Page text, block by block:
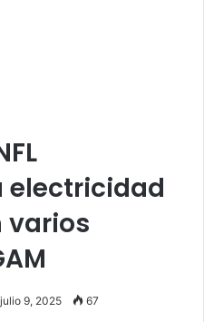
electricidad
varios
julio 9, 2025 67